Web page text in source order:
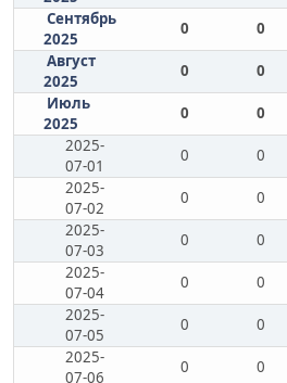
Сентябрь
2025
0 0
Август
2025
0 0
Июль
2025
0 0
2025-
07-01
0 0
2025-
07-02
0 0
2025-
07-03
0 0
2025-
07-04
0 0
2025-
07-05
0 0
2025-
07-06
0 0